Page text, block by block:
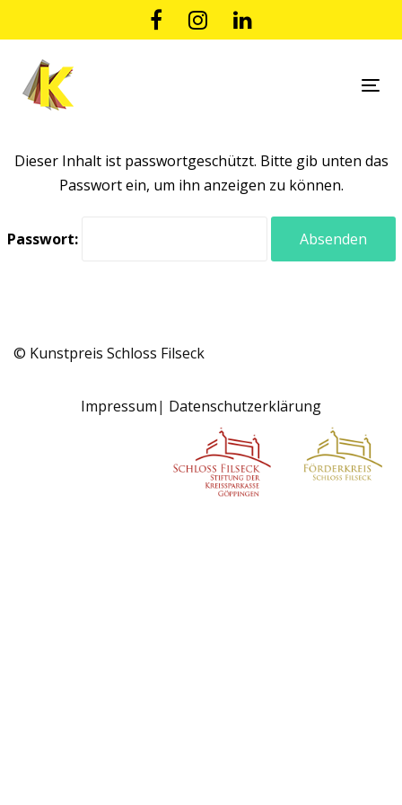
überspringen
primären
Navigation
springen
springen
Dieser Inhalt ist passwortgeschützt. Bitte gib unten das
Passwort ein, um ihn anzeigen zu können.
Passwort:
© Kunstpreis Schloss Filseck
Impressum Datenschutzerklärung